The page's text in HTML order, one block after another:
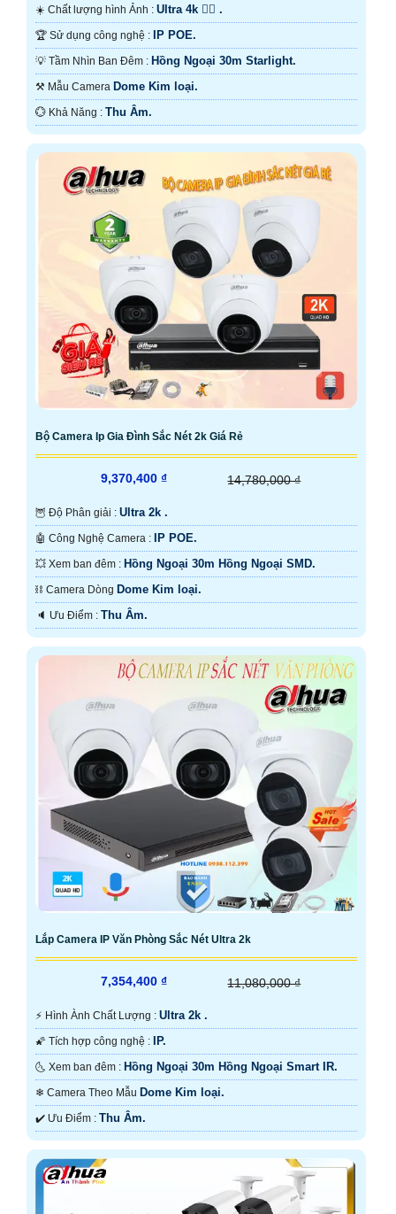
☀️ Chất lượng hình Ảnh : Ultra 4k 👍🏾 .
🏆 Sử dụng công nghệ : IP POE.
💡 Tầm Nhìn Ban Đêm : Hồng Ngoại 30m Starlight.
⚒ Mẫu Camera Dome Kim loại.
️💮 Khả Năng : Thu Âm.
Bộ Camera Ip Gia Đình Sắc Nét 2k Giá Rẻ
9,370,400 ₫ 14,780,000 ₫
🦉 Độ Phân giải : Ultra 2k .
🤖️ Công Nghệ Camera : IP POE.
💥 Xem ban đêm : Hồng Ngoại 30m Hồng Ngoại SMD.
⛓ Camera Dòng Dome Kim loại.
️🔈 Ưu Điểm : Thu Âm.
Lắp Camera IP Văn Phòng Sắc Nét Ultra 2k
7,354,400 ₫ 11,080,000 ₫
️⚡ Hình Ành Chất Lượng : Ultra 2k .
🌠 Tích hợp công nghệ : IP.
🌜 Xem ban đêm : Hồng Ngoại 30m Hồng Ngoại Smart IR.
❄ Camera Theo Mẫu Dome Kim loại.
️✔️ Ưu Điểm : Thu Âm.